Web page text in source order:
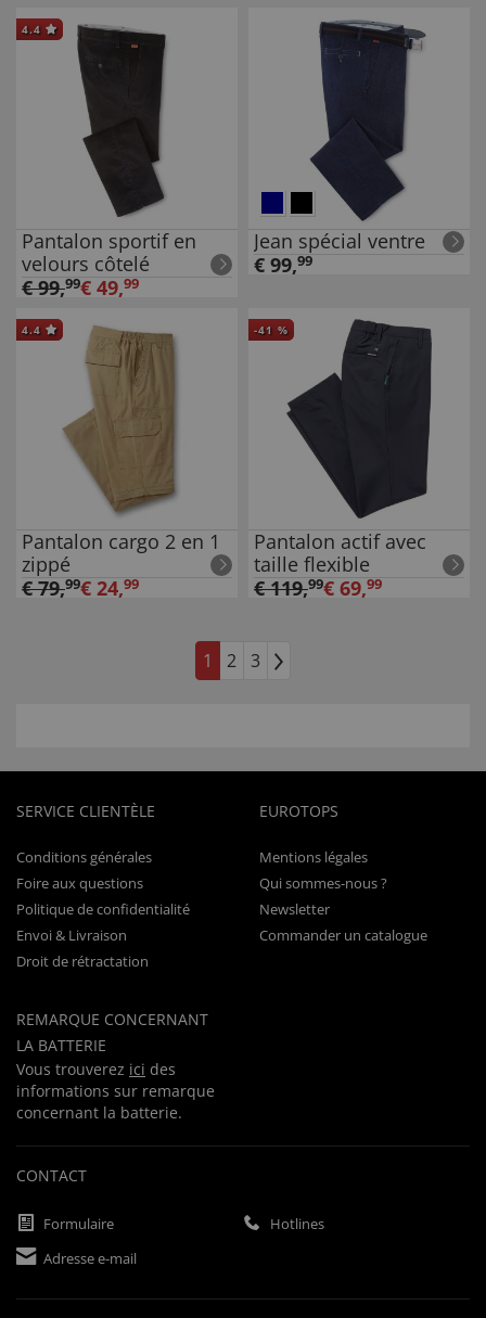
4.4
Pantalon sportif en
velours côtelé
€99,99€ 49,99
Jean spécial ventre
€ 99,99
4.4
Pantalon cargo 2 en 1
zippé
€79,99€ 24,99
-41 %
Pantalon actif avec
taille flexible
€119,99€ 69,99
1 2 3
SERVICE CLIENTÈLE
Conditions générales
Foire aux questions
Politique de confidentialité
Envoi & Livraison
Droit de rétractation
REMARQUE CONCERNANT
LA BATTERIE
Vous trouverez ici des
informations sur remarque
concernant la batterie.
EUROTOPS
Mentions légales
Qui sommes-nous ?
Newsletter
Commander un catalogue
CONTACT
Formulaire
Hotlines
Adresse e-mail